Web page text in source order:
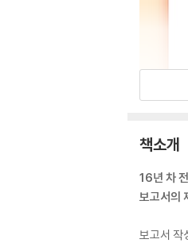
책소개
16년 차
보고서의
보고서 작